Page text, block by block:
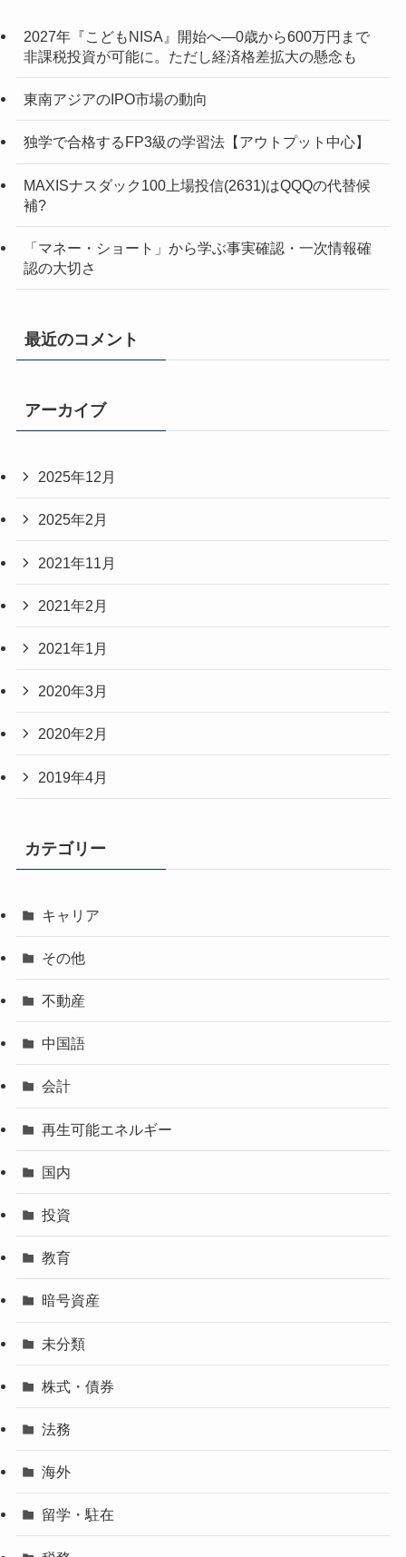
2027年『こどもNISA』開始へ―0歳から600万円まで
非課税投資が可能に。ただし経済格差拡大の懸念も
東南アジアのIPO市場の動向
独学で合格するFP3級の学習法【アウトプット中心】
MAXISナスダック100上場投信(2631)はQQQの代替候
補?
「マネー・ショート」から学ぶ事実確認・一次情報確
認の大切さ
最近のコメント
アーカイブ
2025年12月
2025年2月
2021年11月
2021年2月
2021年1月
2020年3月
2020年2月
2019年4月
カテゴリー
キャリア
その他
不動産
中国語
会計
再生可能エネルギー
国内
投資
教育
暗号資産
未分類
株式・債券
法務
海外
留学・駐在